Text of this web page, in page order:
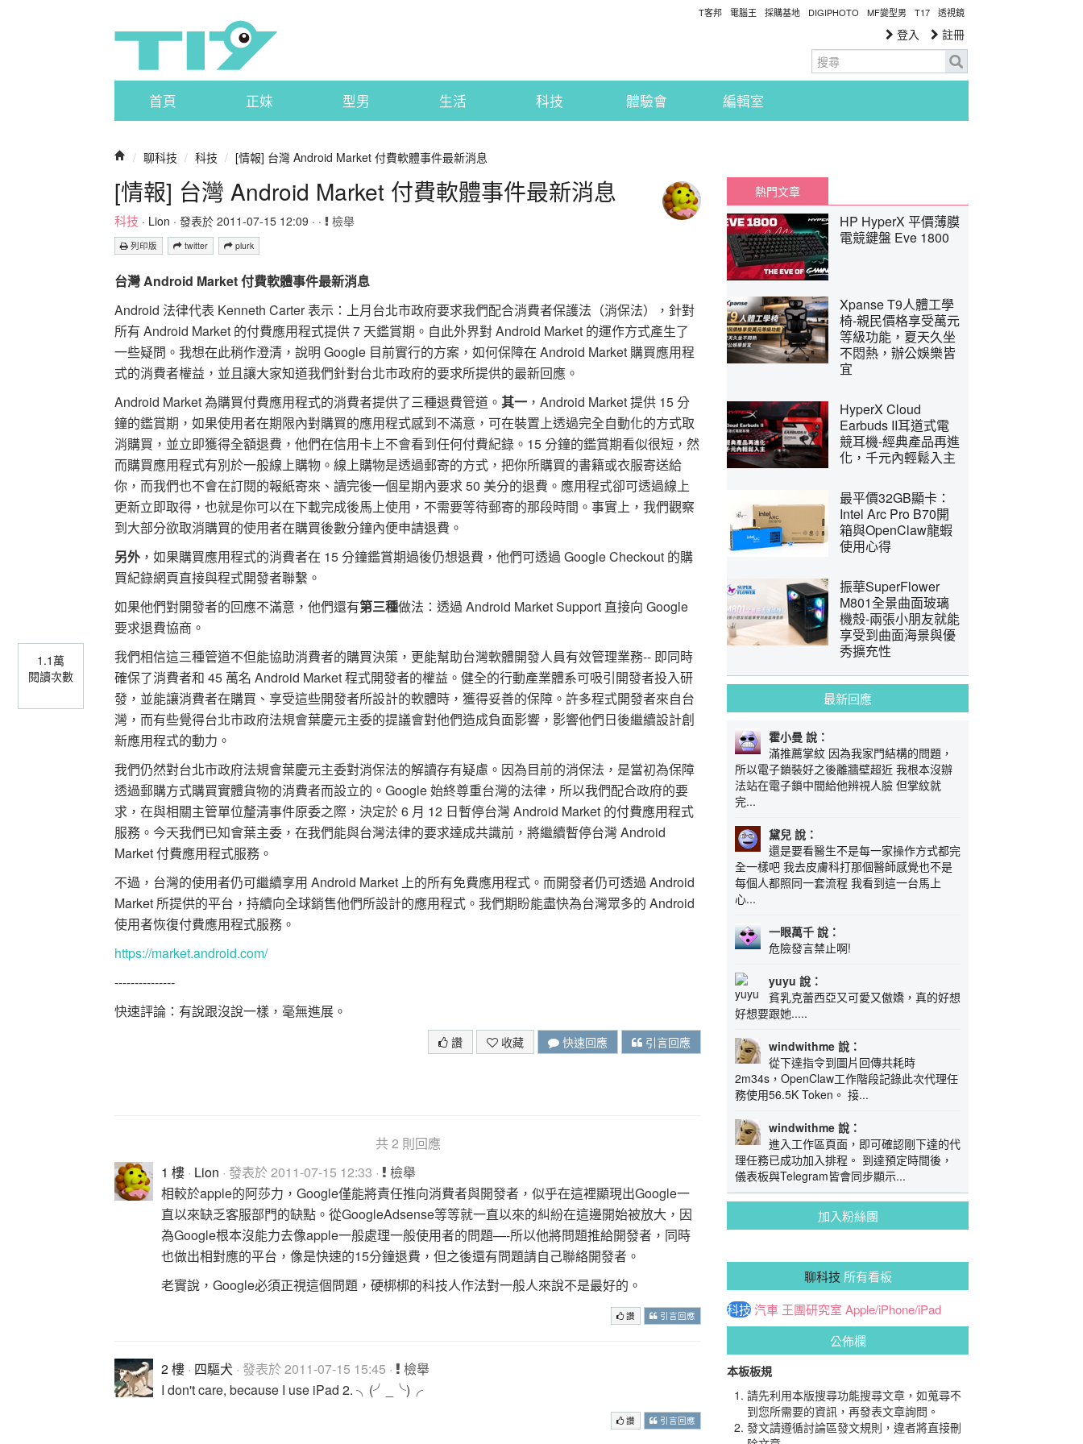
T客邦 電腦王 採購基地 DIGIPHOTO MF變型男 T17 透視鏡
登入 註冊
首頁 正妹 型男 生活 科技 體驗會 編輯室
/ 聊科技 / 科技 / [情報] 台灣 Android Market 付費軟體事件最新消息
[情報] 台灣 Android Market 付費軟體事件最新消息
科技 · Lion · 發表於 2011-07-15 12:09 · · 檢舉
列印版 twitter plurk
1.1萬
閱讀次數
台灣 Android Market 付費軟體事件最新消息
Android 法律代表 Kenneth Carter 表示：上月台北市政府要求我們配合消費者保護法（消保法），針對
所有 Android Market 的付費應用程式提供 7 天鑑賞期。自此外界對 Android Market 的運作方式產生了
一些疑問。我想在此稍作澄清，說明 Google 目前實行的方案，如何保障在 Android Market 購買應用程
式的消費者權益，並且讓大家知道我們針對台北市政府的要求所提供的最新回應。
Android Market 為購買付費應用程式的消費者提供了三種退費管道。 其一 ，Android Market 提供 15 分
鐘的鑑賞期，如果使用者在期限內對購買的應用程式感到不滿意，可在裝置上透過完全自動化的方式取
消購買，並立即獲得全額退費，他們在信用卡上不會看到任何付費紀錄。15 分鐘的鑑賞期看似很短，然
而購買應用程式有別於一般線上購物。線上購物是透過郵寄的方式，把你所購買的書籍或衣服寄送給
你，而我們也不會在訂閱的報紙寄來、讀完後一個星期內要求 50 美分的退費。應用程式卻可透過線上
更新立即取得，也就是你可以在下載完成後馬上使用，不需要等待郵寄的那段時間。事實上，我們觀察
到大部分欲取消購買的使用者在購買後數分鐘內便申請退費。
另外 ，如果購買應用程式的消費者在 15 分鐘鑑賞期過後仍想退費，他們可透過 Google Checkout 的購
買紀錄網頁直接與程式開發者聯繫。
如果他們對開發者的回應不滿意，他們還有第三種做法：透過 Android Market Support 直接向 Google
要求退費協商。
我們相信這三種管道不但能協助消費者的購買決策，更能幫助台灣軟體開發人員有效管理業務-- 即同時
確保了消費者和 45 萬名 Android Market 程式開發者的權益。健全的行動產業體系可吸引開發者投入研
發，並能讓消費者在購買、享受這些開發者所設計的軟體時，獲得妥善的保障。許多程式開發者來自台
灣，而有些覺得台北市政府法規會葉慶元主委的提議會對他們造成負面影響，影響他們日後繼續設計創
新應用程式的動力。
我們仍然對台北市政府法規會葉慶元主委對消保法的解讀存有疑慮。因為目前的消保法，是當初為保障
透過郵購方式購買實體貨物的消費者而設立的。Google 始終尊重台灣的法律，所以我們配合政府的要
求，在與相關主管單位釐清事件原委之際，決定於 6 月 12 日暫停台灣 Android Market 的付費應用程式
服務。今天我們已知會葉主委，在我們能與台灣法律的要求達成共識前，將繼續暫停台灣 Android
Market 付費應用程式服務。
不過，台灣的使用者仍可繼續享用 Android Market 上的所有免費應用程式。而開發者仍可透過 Android
Market 所提供的平台，持續向全球銷售他們所設計的應用程式。我們期盼能盡快為台灣眾多的 Android
使用者恢復付費應用程式服務。
https://market.android.com/
---------------
快速評論：有說跟沒說一樣，毫無進展。
讚 收藏 快速回應 引言回應
共 2 則回應
1 樓 · Lion · 發表於 2011-07-15 12:33 ·
檢舉
相較於apple的阿莎力，Google僅能將責任推向消費者與開發者，似乎在這裡顯現出Google一
直以來缺乏客服部門的缺點。從GoogleAdsense等等就一直以來的糾紛在這邊開始被放大，因
為Google根本沒能力去像apple一般處理一般使用者的問題—-所以他將問題推給開發者，同時
也做出相對應的平台，像是快速的15分鐘退費，但之後還有問題請自己聯絡開發者。
老實說，Google必須正視這個問題，硬梆梆的科技人作法對一般人來說不是最好的。
讚 引言回應
2 樓 · 四驅犬 · 發表於 2011-07-15 15:45 ·
檢舉
I don't care, because I use iPad 2. ╮(╯_╰)╭
讚 引言回應
熱門文章
HP HyperX 平價薄膜
電競鍵盤 Eve 1800
Xpanse T9人體工學
椅-親民價格享受萬元
等級功能，夏天久坐
不悶熱，辦公娛樂皆
宜
HyperX Cloud
Earbuds II耳道式電
競耳機-經典產品再進
化，千元內輕鬆入主
最平價32GB顯卡：
Intel Arc Pro B70開
箱與OpenClaw龍蝦
使用心得
振華SuperFlower
M801全景曲面玻璃
機殼-兩張小朋友就能
享受到曲面海景與優
秀擴充性
最新回應
霍小曼 說：
滿推薦掌紋 因為我家門結構的問題，
所以電子鎖裝好之後離牆壁超近 我根本沒辦
法站在電子鎖中間給他辨視人臉 但掌紋就
完...
黛兒 說：
還是要看醫生不是每一家操作方式都完
全一樣吧 我去皮膚科打那個醫師感覺也不是
每個人都照同一套流程 我看到這一台馬上
心...
一眼萬千 說：
危險發言禁止啊!
yuyu 說：
貧乳克蕾西亞又可愛又傲嬌，真的好想
好想要跟她.....
windwithme 說：
從下達指令到圖片回傳共耗時
2m34s，OpenClaw工作階段記錄此次代理任
務使用56.5K Token。 接...
windwithme 說：
進入工作區頁面，即可確認剛下達的代
理任務已成功加入排程。 到達預定時間後，
儀表板與Telegram皆會同步顯示...
加入粉絲團
聊科技 所有看板
科技汽車 王團研究室 Apple/iPhone/iPad
公佈欄
本板板規
請先利用本版搜尋功能搜尋文章，如蒐尋不
到您所需要的資訊，再發表文章詢問。
發文請遵循討論區發文規則，違者將直接刪